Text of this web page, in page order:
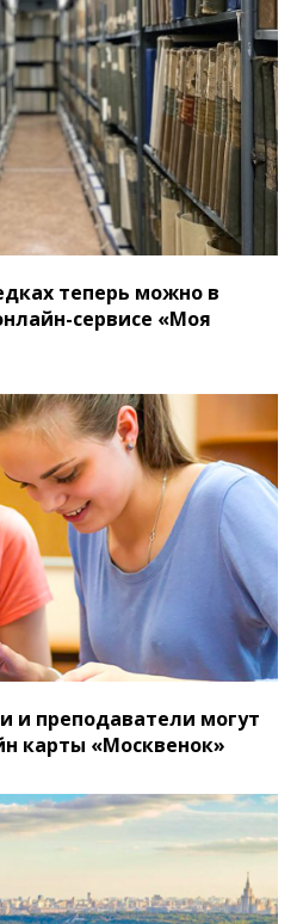
теперь можно в
сервисе «Моя
и преподаватели могут
карты «Москвенок»